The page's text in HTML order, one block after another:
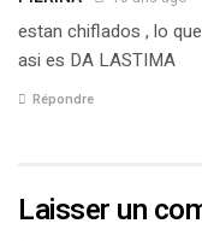
estan chiflados , lo
asi es DA LASTIMA
Répondre
Laisser un